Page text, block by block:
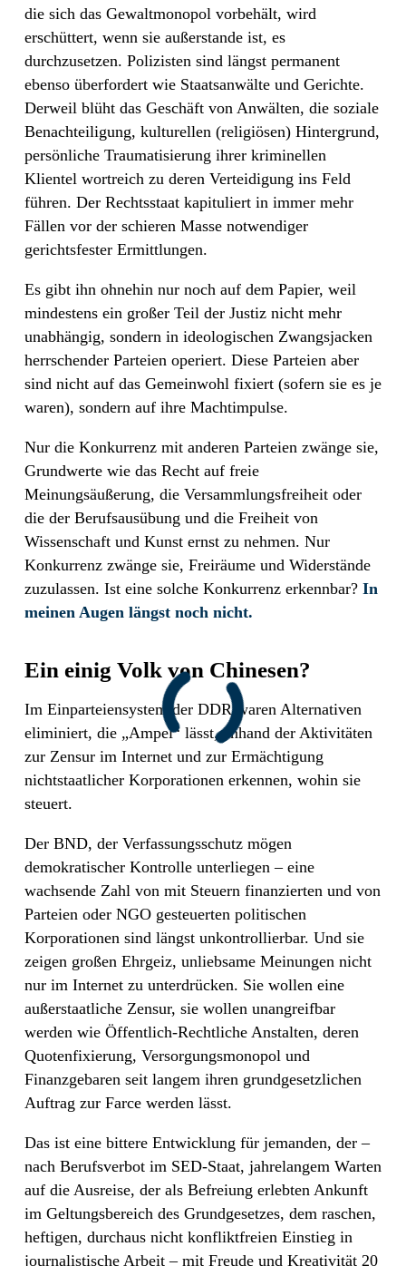
die sich das Gewaltmonopol vorbehält, wird
erschüttert, wenn sie außerstande ist, es
durchzusetzen. Polizisten sind längst permanent
ebenso überfordert wie Staatsanwälte und Gerichte.
Derweil blüht das Geschäft von Anwälten, die soziale
Benachteiligung, kulturellen (religiösen) Hintergrund,
persönliche Traumatisierung ihrer kriminellen
Klientel wortreich zu deren Verteidigung ins Feld
führen. Der Rechtsstaat kapituliert in immer mehr
Fällen vor der schieren Masse notwendiger
gerichtsfester Ermittlungen.
Es gibt ihn ohnehin nur noch auf dem Papier, weil
mindestens ein großer Teil der Justiz nicht mehr
unabhängig, sondern in ideologischen Zwangsjacken
herrschender Parteien operiert. Diese Parteien aber
sind nicht auf das Gemeinwohl fixiert (sofern sie es je
waren), sondern auf ihre Machtimpulse.
Nur die Konkurrenz mit anderen Parteien zwänge sie,
Grundwerte wie das Recht auf freie
Meinungsäußerung, die Versammlungsfreiheit oder
die der Berufsausübung und die Freiheit von
Wissenschaft und Kunst ernst zu nehmen. Nur
Konkurrenz zwänge sie, Freiräume und Widerstände
zuzulassen. Ist eine solche Konkurrenz erkennbar? In
meinen Augen längst noch nicht.
Ein einig Volk von Chinesen?
Im Einparteiensystem der DDR waren Alternativen
eliminiert, die „Ampel“ lässt, anhand der Aktivitäten
zur Zensur im Internet und zur Ermächtigung
nichtstaatlicher Korporationen erkennen, wohin sie
steuert.
Der BND, der Verfassungsschutz mögen
demokratischer Kontrolle unterliegen – eine
wachsende Zahl von mit Steuern finanzierten und von
Parteien oder NGO gesteuerten politischen
Korporationen sind längst unkontrollierbar. Und sie
zeigen großen Ehrgeiz, unliebsame Meinungen nicht
nur im Internet zu unterdrücken. Sie wollen eine
außerstaatliche Zensur, sie wollen unangreifbar
werden wie Öffentlich-Rechtliche Anstalten, deren
Quotenfixierung, Versorgungsmonopol und
Finanzgebaren seit langem ihren grundgesetzlichen
Auftrag zur Farce werden lässt.
Das ist eine bittere Entwicklung für jemanden, der –
nach Berufsverbot im SED-Staat, jahrelangem Warten
auf die Ausreise, der als Befreiung erlebten Ankunft
im Geltungsbereich des Grundgesetzes, dem raschen,
heftigen, durchaus nicht konfliktfreien Einstieg in
journalistische Arbeit – mit Freude und Kreativität 20